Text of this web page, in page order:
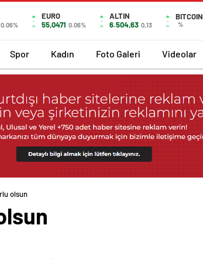
0.06%
EURO
55,0471 0.06%
ALTIN
6.504,63 0,13
BITCOIN
%
Spor Kadın Foto Galeri Videolar
olsun